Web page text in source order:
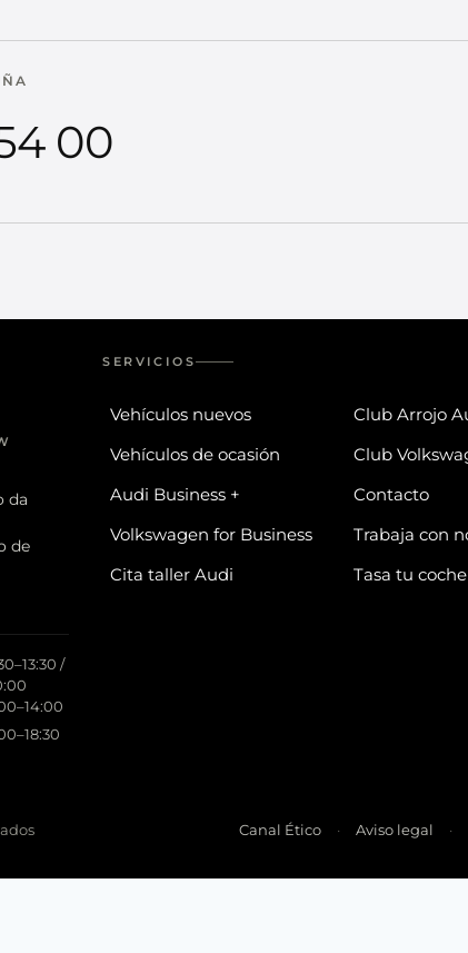
00
da
de
/
SERVICIOS
Vehículos nuevos
Vehículos de ocasión
Audi Business +
Volkswagen for Business
Cita taller Audi
Club Arrojo
Club
Contacto
Trabaja con
Tasa tu coche
Canal Ético Aviso legal